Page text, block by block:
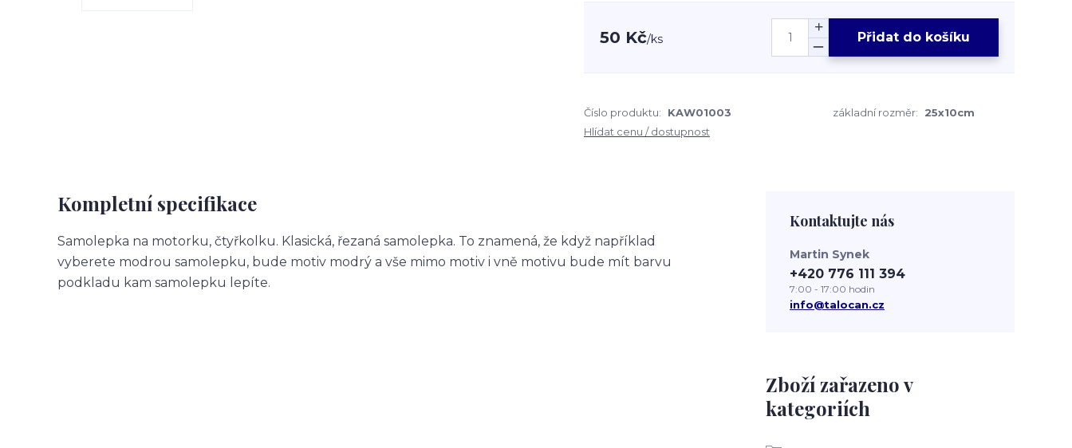
50 Kč/ks Přidat do košíku
Číslo produktu: KAW01003 základní rozměr:
25x10cm
Hlídat cenu / dostupnost
Kompletní specifikace
Samolepka na motorku, čtyřkolku. Klasická, řezaná samolepka. To znamená, že když například
vyberete modrou samolepku, bude motiv modrý a vše mimo motiv i vně motivu bude mít barvu
podkladu kam samolepku lepíte.
Zboží zařazeno v
kategoriích
Kontaktujte nás
Martin Synek
+420 776 111 394
7:00 - 17:00 hodin
info@talocan.cz